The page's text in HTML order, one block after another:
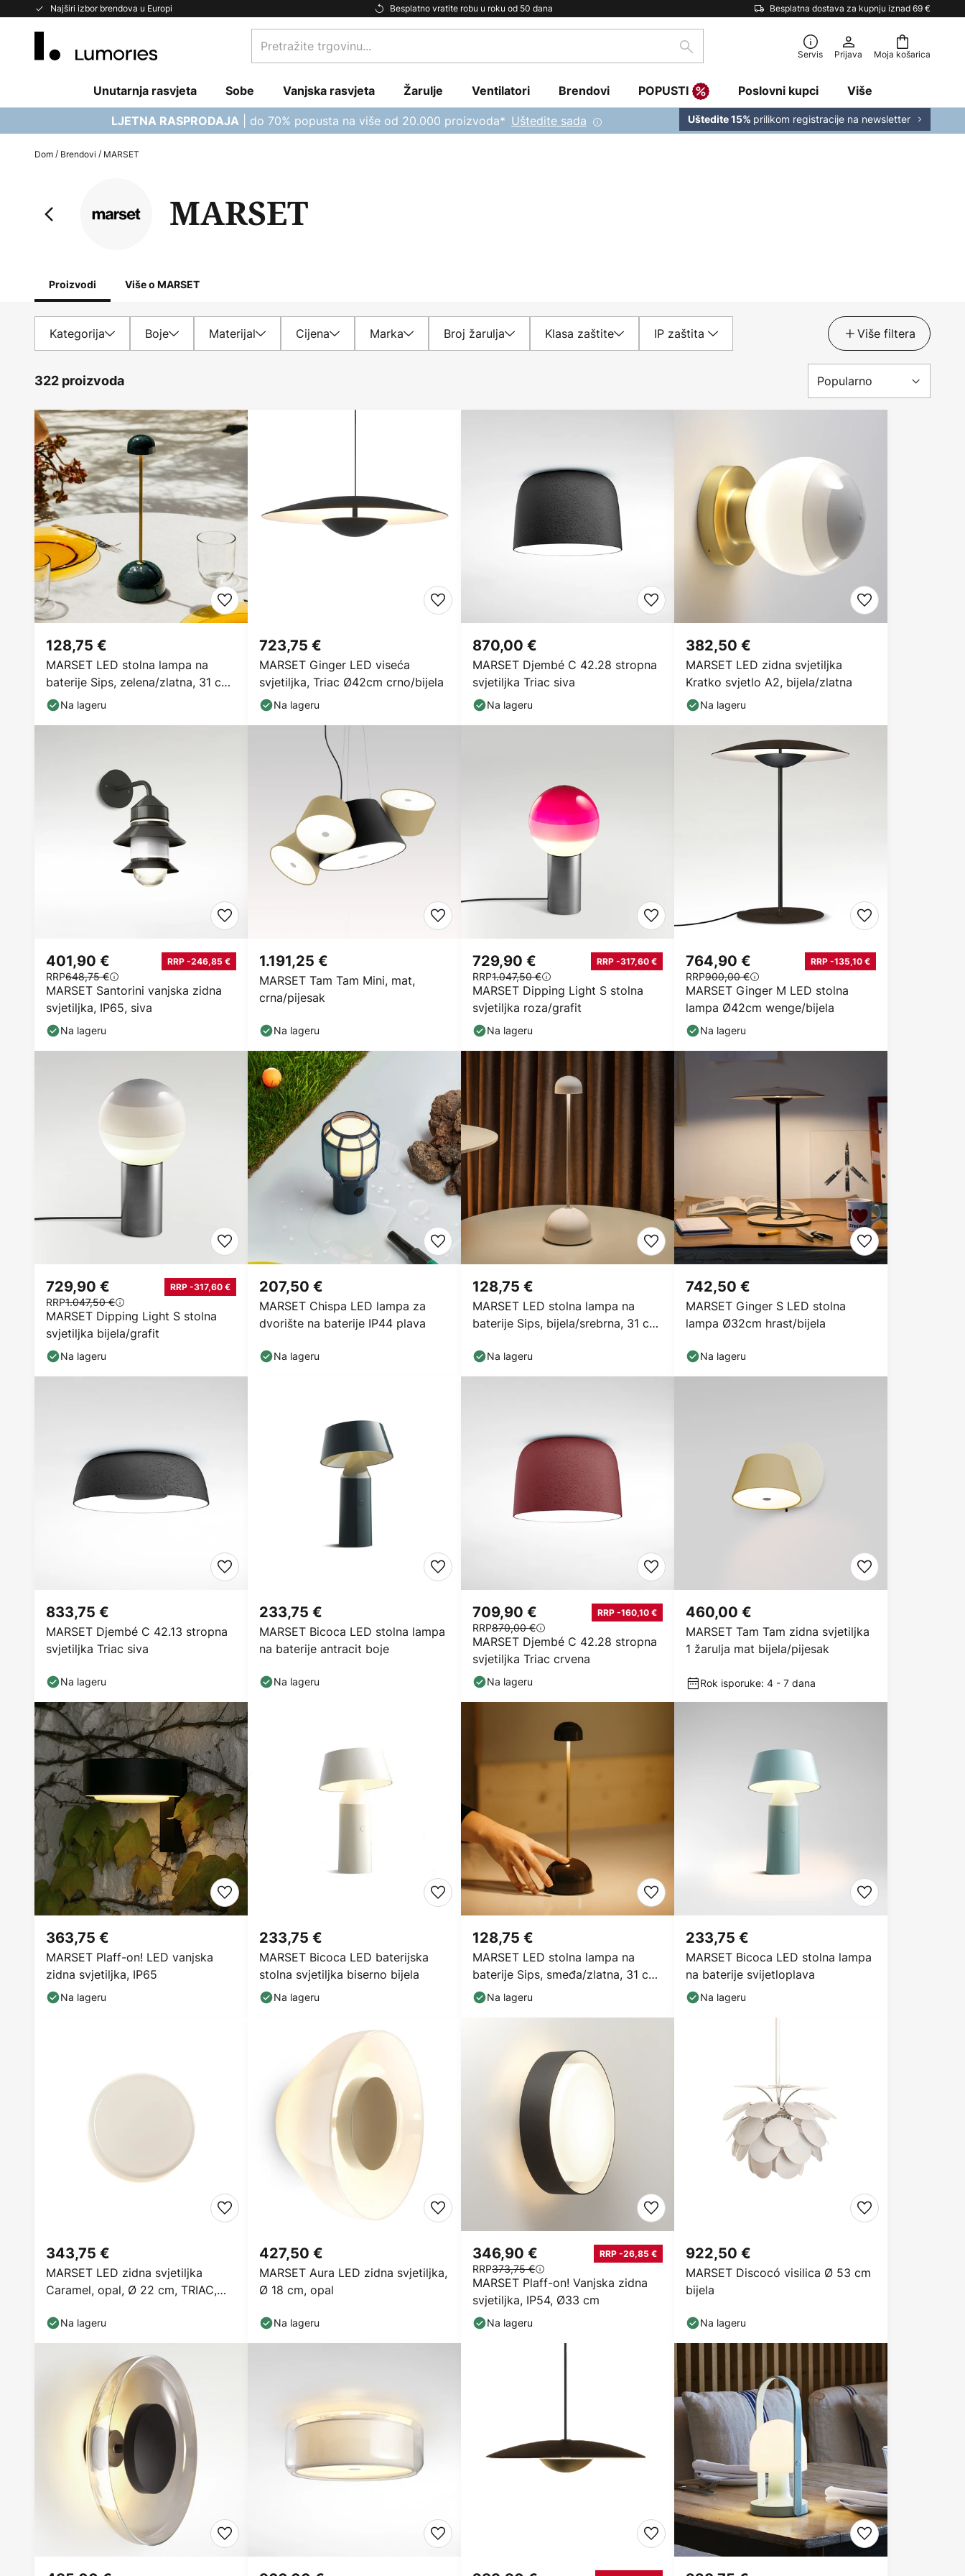
Najširi izbor brendova u Europi Besplatno vratite robu u roku od 50 dana Besplatna dostava za kupnju iznad 69 €
Skip
Moja košarica
Pretražite
trgovinu...
traži Servis Prijava
Unutarnja rasvjeta Sobe Vanjska rasvjeta Žarulje Ventilatori Brendovi POPUSTI Poslovni kupci Više
LJETNA RASPRODAJA | do 70% popusta na više od 20.000 proizvoda* Uštedite sada Uštedite 15% prilikom registracije na newsletter
Dom Brendovi MARSET
MARSET
Proizvodi Više o MARSET
Kategorija Boje Materijal Cijena Marka Broj žarulja Klasa zaštite IP zaštita Više filtera
322 proizvoda
MARSET LED stolna lampa na
baterije Sips, zelena/zlatna, 31 cm,
čelik
128,75 €
Na lageru
MARSET Ginger LED viseća
svjetiljka, Triac Ø42cm crno/bijela
723,75 €
Na lageru
MARSET Djembé C 42.28 stropna
svjetiljka Triac siva
870,00 €
Na lageru
MARSET LED zidna svjetiljka
Kratko svjetlo A2, bijela/zlatna
382,50 €
Na lageru
MARSET Santorini vanjska zidna
svjetiljka, IP65, siva
401,90 € RRP -246,85 €
RRP648,75 €
Na lageru
MARSET Tam Tam Mini, mat,
crna/pijesak
1.191,25 €
Na lageru
MARSET Dipping Light S stolna
svjetiljka roza/grafit
729,90 € RRP -317,60 €
RRP1.047,50 €
Na lageru
MARSET Ginger M LED stolna
lampa Ø42cm wenge/bijela
764,90 € RRP -135,10 €
RRP900,00 €
Na lageru
MARSET Dipping Light S stolna
svjetiljka bijela/grafit
729,90 € RRP -317,60 €
RRP1.047,50 €
Na lageru
MARSET Chispa LED lampa za
dvorište na baterije IP44 plava
207,50 €
Na lageru
MARSET LED stolna lampa na
baterije Sips, bijela/srebrna, 31 cm,
128,75 €
Na lageru
MARSET Ginger S LED stolna
lampa Ø32cm hrast/bijela
742,50 €
Na lageru
MARSET Djembé C 42.13 stropna
svjetiljka Triac siva
833,75 €
Na lageru
MARSET Bicoca LED stolna lampa
na baterije antracit boje
233,75 €
Na lageru
MARSET Djembé C 42.28 stropna
svjetiljka Triac crvena
709,90 € RRP -160,10 €
RRP870,00 €
Na lageru
MARSET Tam Tam zidna svjetiljka
1 žarulja mat bijela/pijesak
460,00 €
Rok isporuke: 4 - 7 dana
MARSET Plaff-on! LED vanjska
zidna svjetiljka, IP65
363,75 €
Na lageru
MARSET Bicoca LED baterijska
stolna svjetiljka biserno bijela
233,75 €
Na lageru
MARSET LED stolna lampa na
baterije Sips, smeđa/zlatna, 31 cm,
čelik
128,75 €
Na lageru
MARSET Bicoca LED stolna lampa
na baterije svijetloplava
233,75 €
Na lageru
MARSET LED zidna svjetiljka
Caramel, opal, Ø 22 cm, TRIAC,
343,75 €
Na lageru
MARSET Aura LED zidna svjetiljka,
Ø 18 cm, opal
427,50 €
Na lageru
MARSET Plaff-on! Vanjska zidna
svjetiljka, IP54, Ø33 cm
346,90 € RRP -26,85 €
RRP373,75 €
Na lageru
MARSET Discocó visilica Ø 53 cm
bijela
922,50 €
Na lageru